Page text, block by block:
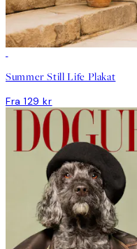
Summer Still Life Plakat
Fra 129 kr